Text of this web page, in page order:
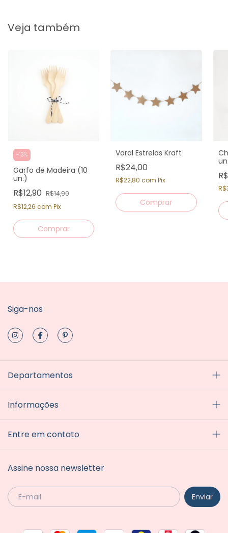
Veja também
-13%
Garfo de Madeira (10
un.)
R$12,90 R$14,90
R$12,26 com Pix
Varal Estrelas Kraft
R$24,00
R$22,80com Pix
Siga-nos
Departamentos
Informações
Entre em contato
Assine nossa newsletter